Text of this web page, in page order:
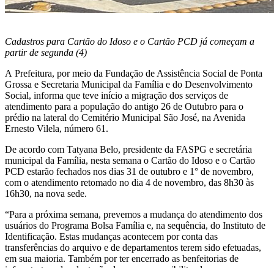
Cadastros para Cartão do Idoso e o Cartão PCD já começam a
partir de segunda (4)
A Prefeitura, por meio da Fundação de Assistência Social de Ponta
Grossa e Secretaria Municipal da Família e do Desenvolvimento
Social, informa que teve início a migração dos serviços de
atendimento para a população do antigo 26 de Outubro para o
prédio na lateral do Cemitério Municipal São José, na Avenida
Ernesto Vilela, número 61.
De acordo com Tatyana Belo, presidente da FASPG e secretária
municipal da Família, nesta semana o Cartão do Idoso e o Cartão
PCD estarão fechados nos dias 31 de outubro e 1° de novembro,
com o atendimento retomado no dia 4 de novembro, das 8h30 às
16h30, na nova sede.
“Para a próxima semana, prevemos a mudança do atendimento dos
usuários do Programa Bolsa Família e, na sequência, do Instituto de
Identificação. Estas mudanças acontecem por conta das
transferências do arquivo e de departamentos terem sido efetuadas,
em sua maioria. Também por ter encerrado as benfeitorias de